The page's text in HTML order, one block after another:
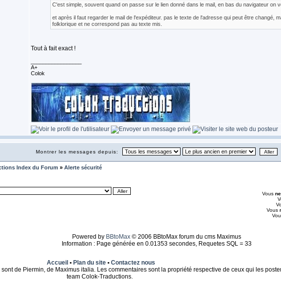
C'est simple, souvent quand on passe sur le lien donné dans le mail, en bas du navigateur on
et après il faut regarder le mail de l'expéditeur. pas le texte de l'adresse qui peut être changé,
folklorique et ne correspond pas au texte mis.
Tout à fait exact !
A+
Colok
Montrer les messages depuis:
Index du Forum » Alerte sécurité
Vous
Vous
Powered by BBtoMax © 2006 BBtoMax forum du cms Maximus
Information : Page générée en 0.01353 secondes, Requetes SQL = 33
Accueil • Plan du site • Contactez nous
de Piermin, de Maximus italia. Les commentaires sont la propriété respective de ceux qui les
team Colok-Traductions.